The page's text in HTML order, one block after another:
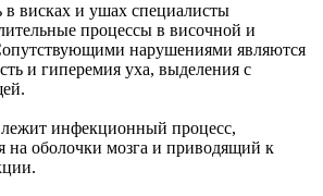
висках и ушах специалисты
процессы в височной и
нарушениями являются
и гиперемия уха, выделения с
лежит инфекционный процесс,
на оболочки мозга и приводящий к